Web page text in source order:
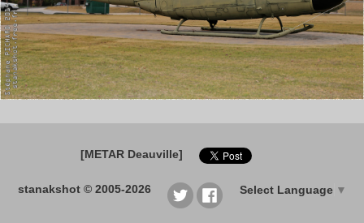
[METAR Deauville]
stanakshot © 2005-2026 Select Language ▼